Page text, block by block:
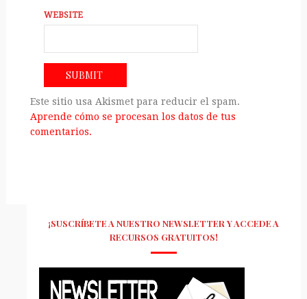
WEBSITE
Este sitio usa Akismet para reducir el spam.
Aprende cómo se procesan los datos de tus
comentarios.
¡SUSCRÍBETE A NUESTRO NEWSLETTER Y ACCEDE A
RECURSOS GRATUITOS!